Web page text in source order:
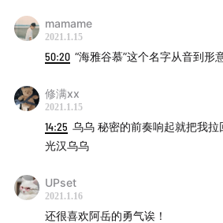
《秘密》
《爱我别走》 ​
《无名的情歌》
mamame
2021.1.15
50:20 “海雅谷慕”这个名字从音到形
修满xx
2021.1.15
14:25 乌乌 秘密的前奏响起就把我
光汉乌乌
UPset
2021.1.16
还很喜欢阿岳的勇气诶！